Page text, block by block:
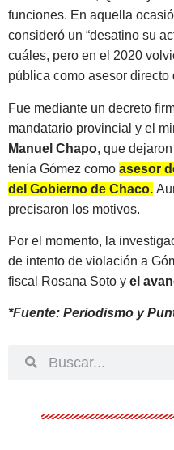
funciones. En aquella
consideró un “desatino su
cuáles, pero en el 2020
pública como asesor directo
Fue mediante un decreto
mandatario provincial y el
Manuel Chapo, que
tenía Gómez como asesor
del Gobierno de Chaco.
precisaron los motivos.
Por el momento, la
de intento de violación a
fiscal Rosana Soto y el
*Fuente: Periodismo y